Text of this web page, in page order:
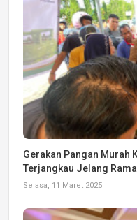
Gerakan Pangan Murah
Terjangkau Jelang
Selasa, 11 Maret 2025